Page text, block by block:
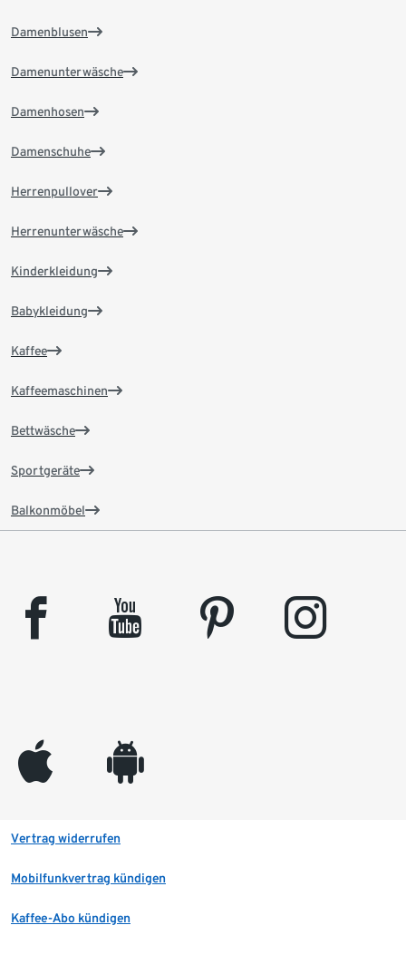
Damenblusen
Damenunterwäsche
Damenhosen
Damenschuhe
Herrenpullover
Herrenunterwäsche
Kinderkleidung
Babykleidung
Kaffee
Kaffeemaschinen
Bettwäsche
Sportgeräte
Balkonmöbel
facebook youtube pinterest instagram
appleinc android
Vertrag widerrufen
Mobilfunkvertrag kündigen
Kaffee-Abo kündigen